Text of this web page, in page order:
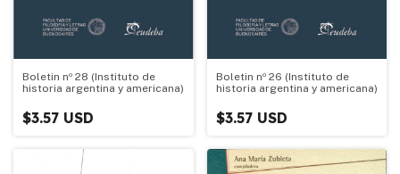
Boletin nº 28 (Instituto de
historia argentina y americana)
$3.57 USD
Boletin nº 26 (Instituto de
historia argentina y americana)
$3.57 USD